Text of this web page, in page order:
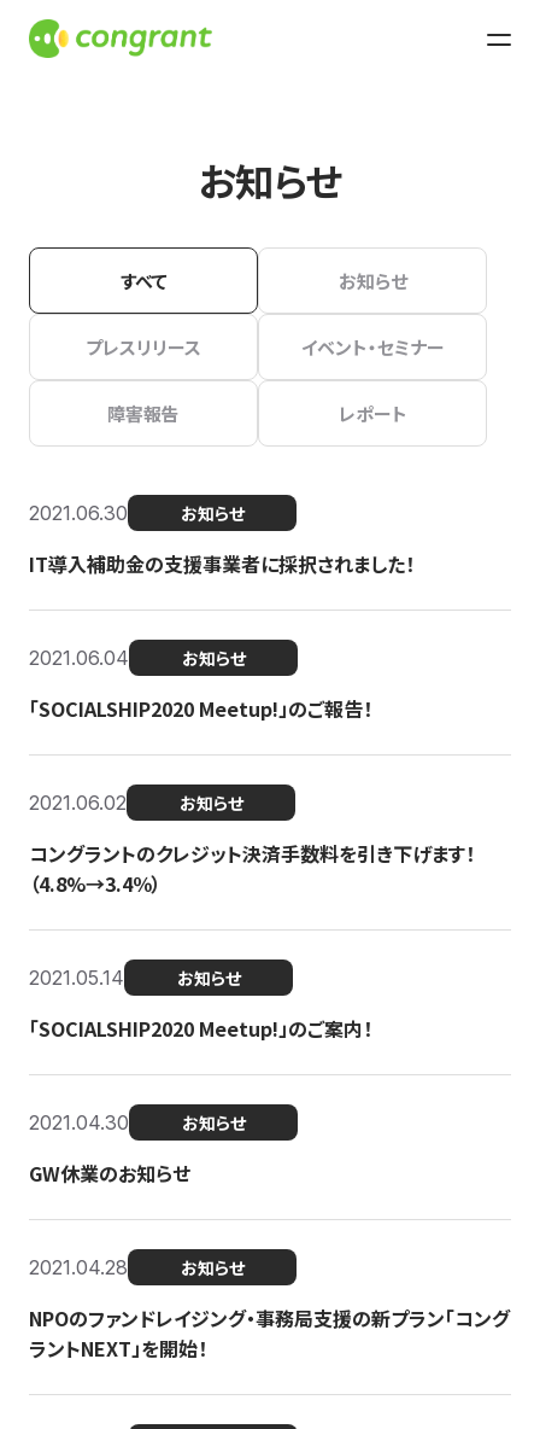
お知らせ
すべて お知らせ
プレスリリース イベント・セミナー
障害報告 レポート
2021.06.30 お知らせ
IT導入補助金の支援事業者に採択されました！
2021.06.04 お知らせ
「SOCIALSHIP2020 Meetup!」のご報告！
2021.06.02 お知らせ
コングラントのクレジット決済手数料を引き下げます！
（4.8%→3.4％）
2021.05.14 お知らせ
「SOCIALSHIP2020 Meetup!」のご案内！
2021.04.30 お知らせ
GW休業のお知らせ
2021.04.28 お知らせ
NPOのファンドレイジング・事務局支援の新プラン「コング
ラントNEXT」を開始！